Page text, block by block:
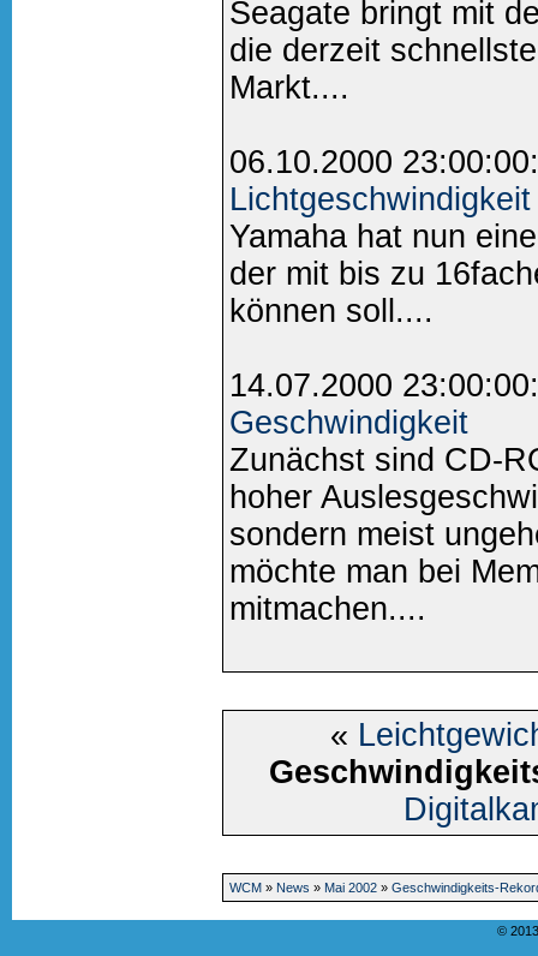
Seagate bringt mit
die derzeit
Markt....
06.10.2000
Lichtgeschwindigkeit
Yamaha hat nun
der mit bis zu
können soll....
14.07.2000
Geschwindigkeit
Zunächst sind CD-
hoher
sondern meist
möchte man bei
mitmachen....
«
WCM » News » Mai 2002» Geschwindigkeits-
©